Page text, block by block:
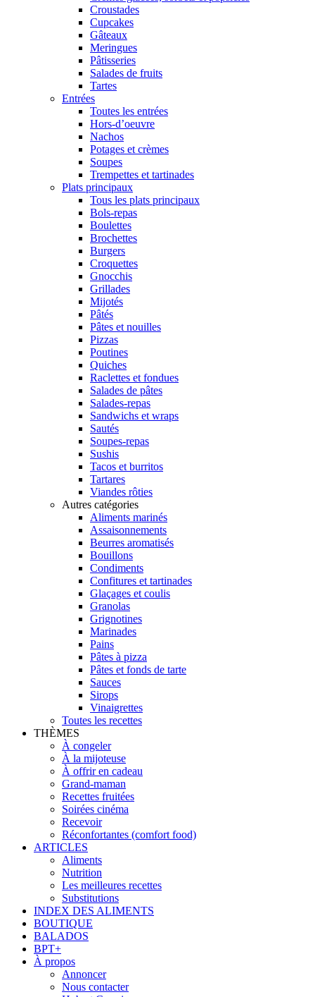
Croustades
Cupcakes
Gâteaux
Meringues
Pâtisseries
Salades de fruits
Tartes
Entrées
Toutes les entrées
Hors-d’oeuvre
Nachos
Potages et crèmes
Soupes
Trempettes et tartinades
Plats principaux
Tous les plats principaux
Bols-repas
Boulettes
Brochettes
Burgers
Croquettes
Gnocchis
Grillades
Mijotés
Pâtés
Pâtes et nouilles
Pizzas
Poutines
Quiches
Raclettes et fondues
Salades de pâtes
Salades-repas
Sandwichs et wraps
Sautés
Soupes-repas
Sushis
Tacos et burritos
Tartares
Viandes rôties
Autres catégories
Aliments marinés
Assaisonnements
Beurres aromatisés
Bouillons
Condiments
Confitures et tartinades
Glaçages et coulis
Granolas
Grignotines
Marinades
Pains
Pâtes à pizza
Pâtes et fonds de tarte
Sauces
Sirops
Vinaigrettes
Toutes les recettes
THÈMES
À congeler
À la mijoteuse
À offrir en cadeau
Grand-maman
Recettes fruitées
Soirées cinéma
Recevoir
Réconfortantes (comfort food)
ARTICLES
Aliments
Nutrition
Les meilleures recettes
Substitutions
INDEX DES ALIMENTS
BOUTIQUE
BALADOS
BPT+
À propos
Annoncer
Nous contacter